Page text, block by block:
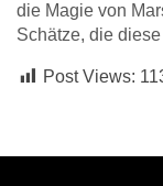
die Magie von
Schätze, die
Post Views: